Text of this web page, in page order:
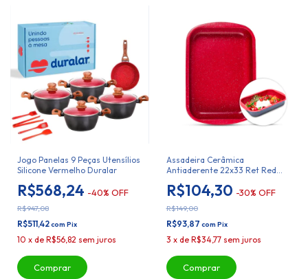
Jogo Panelas 9 Peças Utensílios
Silicone Vermelho Duralar
R$568,24 -40% OFF
R$947,08
R$511,42com Pix
10 x de R$56,82 sem juros
Assadeira Cerâmica
Antiaderente 22x33 Ret Red
R$104,30 -30% OFF
R$149,00
R$93,87 com Pix
3 x de R$34,77 sem juros